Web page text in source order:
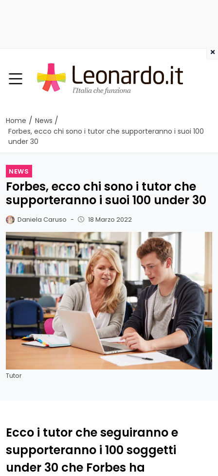
Home / News /
Forbes, ecco chi sono i tutor che supporteranno i suoi 100
under 30
NEWS
Forbes, ecco chi sono i tutor che
supporteranno i suoi 100 under 30
Daniela Caruso - 18 Marzo 2022
Tutor
Ecco i tutor che seguiranno e
supporteranno i 100 soggetti
under 30 che Forbes ha
×